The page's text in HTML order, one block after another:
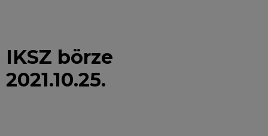
IKSZ börze
2021.10.25.